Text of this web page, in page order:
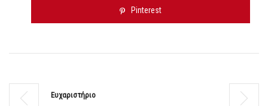
Pinterest
Ευχαριστήριο